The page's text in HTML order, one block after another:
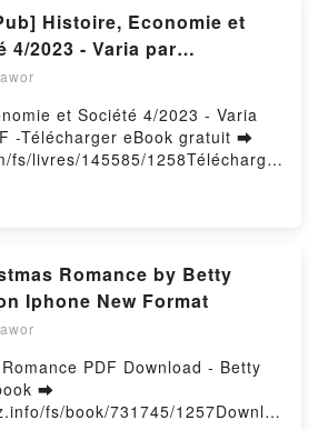
de la graphothérapie - Bilan
gratuit (PDF ePub Mobi) pan
Chantal Thoulon-Page,
de l'écriture de l'enfant
Pratique de la graphothérapie -
Florence de Montesquieu,
Olivier Revol PDF, La
de l'enfant et de
de la graphothérapie - Bilan
et de l'adolescent - Pratique
- Bilan et rééducation Florence
Thoulon-Page, Olivier
, La rééducation de l'écriture de
et rééducation Florence de
Thoulon-Page, Olivier Revol
de l'écriture de l'enfant et
Histoire, Economie et
4/2023 - Varia par
ebook
et Société 4/2023 - Varia
-Télécharger eBook gratuit ➡
fs/livres/145585/1258Télécharger
(PDF ePub Mobi) pan .Histoire,
4/2023 - Varia Lire en ligne ,
et Société 4/2023 - Varia
Economie et Société 4/2023 -
et Société 4/2023 -
Economie et Société 4/2023 -
Economie et Société 4/2023
gratuitPowered by Firstory
Romance by Betty
Iphone New Format
PDF Download - Betty
➡
fs/book/731745/1257Downloa